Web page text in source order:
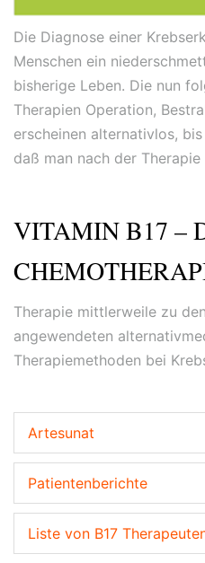
Die Diagnose einer
Menschen ein
bisherige Leben. Die nun
Therapien Operation,
erscheinen alternativlos,
daß man nach der
VITAMIN B17 –
Therapie mittlerweile zu
angewendeten
Therapiemethoden bei
Artesunat
Patientenberichte
Liste von B17